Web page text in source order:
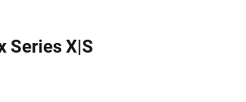
Series X|S